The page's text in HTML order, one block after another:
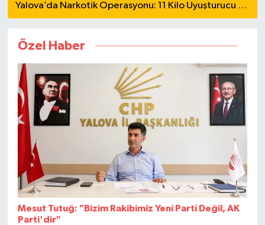
Yalova’da Narkotik Operasyonu: 11 Kilo Uyuşturucu Ele Geçirildi, 2 Şüpheli Tutuklandı
Özel Haber
Mesut Tutuğ: "Bizim Rakibimiz Yeni Parti Değil, AK
Parti'dir"